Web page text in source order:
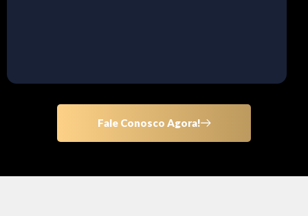
Fale Conosco Agora!